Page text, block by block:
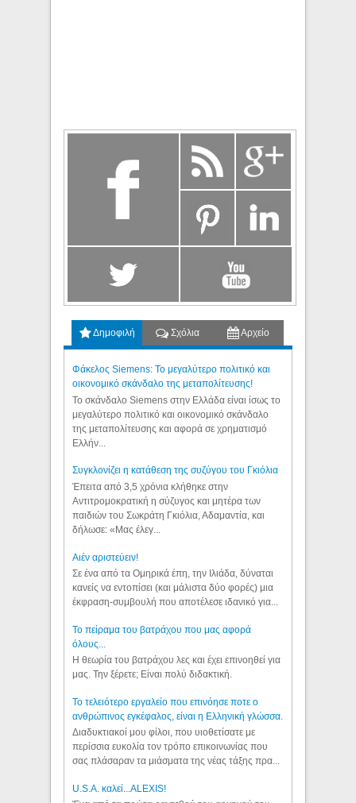
Δημοφιλή Σχόλια Αρχείο
Φάκελος Siemens: Το μεγαλύτερο πολιτικό και
οικονομικό σκάνδαλο της μεταπολίτευσης!
Το σκάνδαλο Siemens στην Ελλάδα είναι ίσως το
μεγαλύτερο πολιτικό και οικονομικό σκάνδαλο
της μεταπολίτευσης και αφορά σε χρηματισμό
Ελλήν...
Συγκλονίζει η κατάθεση της συζύγου του Γκιόλια
Έπειτα από 3,5 χρόνια κλήθηκε στην
Αντιτρομοκρατική η σύζυγος και μητέρα των
παιδιών του Σωκράτη Γκιόλια, Αδαμαντία, και
δήλωσε: «Μας έλεγ...
Aιέν αριστεύειν!
Σε ένα από τα Ομηρικά έπη, την Ιλιάδα, δύναται
κανείς να εντοπίσει (και μάλιστα δύο φορές) μια
έκφραση-συμβουλή που αποτέλεσε ιδανικό για...
Το πείραμα του βατράχου που μας αφορά
όλους...
Η θεωρία του βατράχου λες και έχει επινοηθεί για
μας. Την ξέρετε; Είναι πολύ διδακτική.
Το τελειότερο εργαλείο που επινόησε ποτε ο
ανθρώπινος εγκέφαλος, είναι η Ελληνική γλώσσα.
Διαδυκτιακοί μου φίλοι, που υιοθετίσατε με
περίσσια ευκολία τον τρόπο επικοινωνίας που
σας πλάσαραν τα μιάσματα της νέας τάξης πρα...
U.S.A. καλεί...ALEXIS!